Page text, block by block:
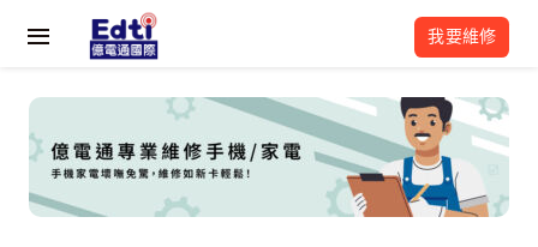
Toggle
Navigation
關於我們
最新活動
我要維修